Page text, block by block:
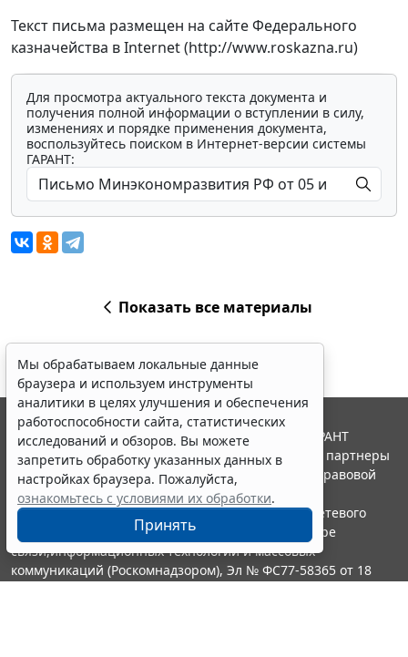
Текст письма размещен на сайте Федерального
казначейства в Internet (http://www.roskazna.ru)
Для просмотра актуального текста документа и
получения полной информации о вступлении в силу,
изменениях и порядке применения документа,
воспользуйтесь поиском в Интернет-версии системы
ГАРАНТ:
Показать все материалы
Мы обрабатываем локальные данные
браузера и используем инструменты
аналитики в целях улучшения и обеспечения
работоспособности сайта, статистических
исследований и обзоров. Вы можете
запретить обработку указанных данных в
настройках браузера. Пожалуйста,
ознакомьтесь с условиями их обработки.
Принять
© ООО "НПП "ГАРАНТ-СЕРВИС", 2026. Система ГАРАНТ
выпускается с 1990 года. Компания "Гарант" и ее партнеры
являются участниками Российской ассоциации правовой
информации ГАРАНТ.
Портал ГАРАНТ.РУ зарегистрирован в качестве сетевого
издания Федеральной службой по надзору в сфере
связи,информационных технологий и массовых
коммуникаций (Роскомнадзором), Эл № ФС77-58365 от 18